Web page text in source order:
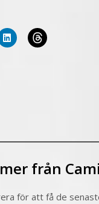
från
för att få de